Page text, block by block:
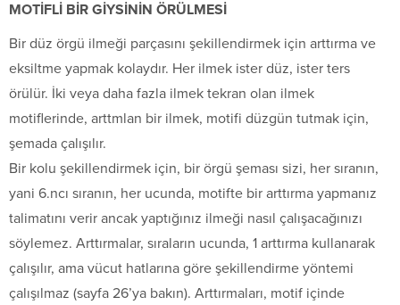
MOTİFLİ BİR GİYSİNİN ÖRÜLMESİ
Bir düz örgü ilmeği parçasını şekillendirmek için arttırma ve
eksiltme yapmak kolaydır. Her ilmek ister düz, ister ters
örülür. İki veya daha fazla ilmek tekran olan ilmek
motiflerinde, arttmlan bir ilmek, motifi düzgün tutmak için,
şemada çalışılır.
Bir kolu şekillendirmek için, bir örgü şeması sizi, her sıranın,
yani 6.ncı sıranın, her ucunda, motifte bir arttırma yapmanız
talimatını verir ancak yaptığınız ilmeği nasıl çalışacağınızı
söylemez. Arttırmalar, sıraların ucunda, 1 arttırma kullanarak
çalışılır, ama vücut hatlarına göre şekillendirme yöntemi
çalışılmaz (sayfa 26’ya bakın). Arttırmaları, motif içinde